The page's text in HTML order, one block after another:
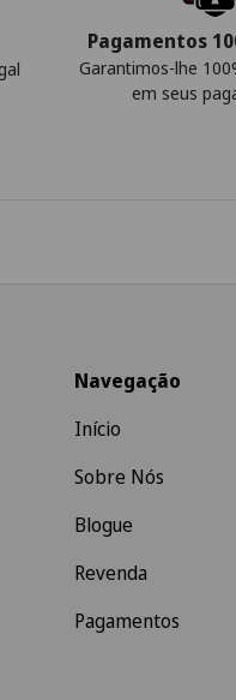
Pagamentos
Garantimos-lhe
em seus
Navegação
Início
Sobre Nós
Blogue
Revenda
Pagamentos